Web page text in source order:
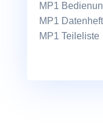
MP1
MP1 Datenheft
MP1 Teileliste